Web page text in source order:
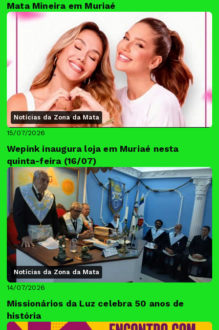
Mata Mineira em Muriaé
Notícias da Zona da Mata
15/07/2026
Wepink inaugura loja em Muriaé nesta
quinta-feira (16/07)
Notícias da Zona da Mata
14/07/2026
Missionários da Luz celebra 50 anos de
história